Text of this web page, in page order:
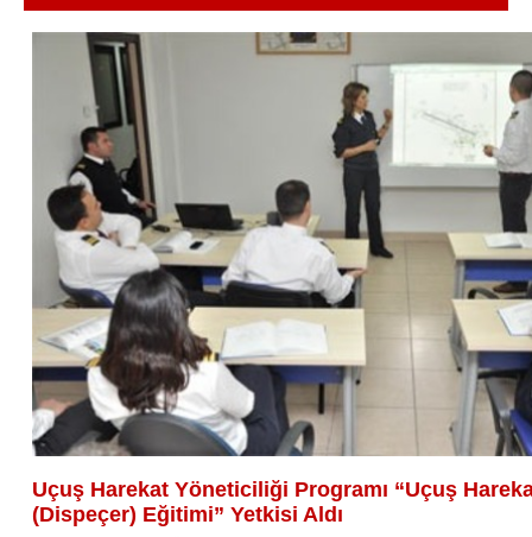
Uçuş Harekat Yöneticiliği Programı “Uçuş
(Dispeçer) Eğitimi” Yetkisi Aldı